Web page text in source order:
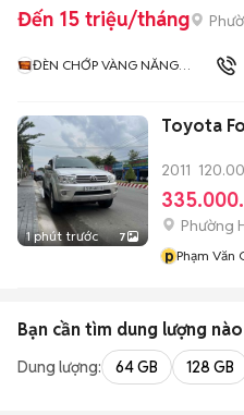
Đến 15 triệu/tháng
ĐÈN CHỚP VÀNG NĂNG
1 phút trước 7
Toyota
2011
Phường
pPhạm Văn
Bạn cần tìm dung lượng
Dung lượng: 64 GB 128 GB